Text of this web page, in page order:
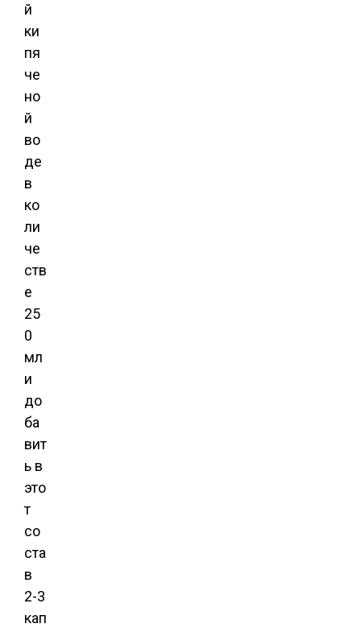
й
ки
пя
че
но
й
во
де
в
ко
ли
че
ств
е
25
0
мл
и
до
ба
вит
ь в
это
т
со
ста
в
2-3
кап